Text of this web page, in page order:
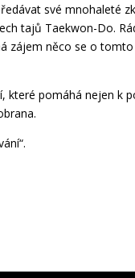
své mnohaleté
tajů Taekwon-Do.
zájem něco se o
pomáhá nejen k